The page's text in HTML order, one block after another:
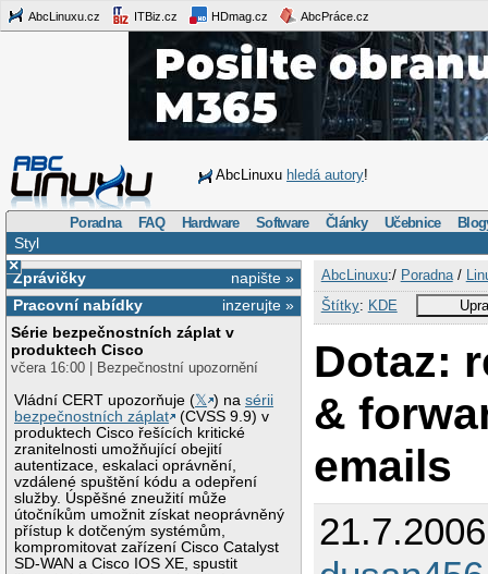
AbcLinuxu.cz ITBiz.cz HDmag.cz AbcPráce.cz
AbcLinuxu hledá autory!
Poradna FAQ Hardware Software Články Učebnice
Styl
×
napište »
Zprávičky
inzerujte »
Pracovní nabídky
Série bezpečnostních záplat v
produktech Cisco
včera 16:00 | Bezpečnostní upozornění
Vládní CERT upozorňuje (𝕏 ) nasérii
bezpečnostních záplat
(CVSS 9.9) v
produktech Cisco řešících kritické
zranitelnosti umožňující obejití
autentizace, eskalaci oprávnění,
vzdálené spuštění kódu a odepření
služby. Úspěšné zneužití může
útočníkům umožnit získat neoprávněný
přístup k dotčeným systémům,
kompromitovat zařízení Cisco Catalyst
SD-WAN a Cisco IOS XE, spustit
AbcLinuxu:/ Poradna/
Štítky: KDE
Dotaz:
&
emails